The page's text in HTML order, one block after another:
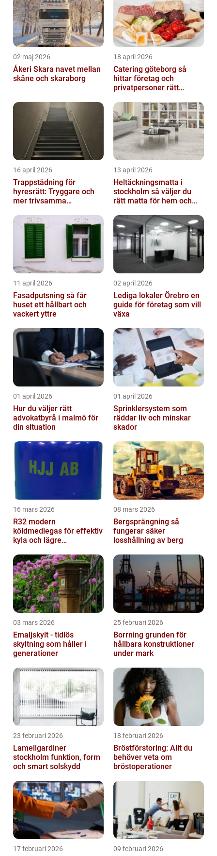
02 maj 2026
Åkeri Skara navet mellan
skåne och skaraborg
18 april 2026
Catering göteborg så
hittar företag och
privatpersoner rätt
16 april 2026
Trappstädning för
hyresrätt: Tryggare och
mer trivsamma
13 april 2026
Heltäckningsmatta i
stockholm så väljer du
rätt matta för hem och
11 april 2026
Fasadputsning så får
huset ett hållbart och
vackert yttre
02 april 2026
Lediga lokaler Örebro en
guide för företag som vill
växa
01 april 2026
Hur du väljer rätt
advokatbyrå i malmö för
din situation
01 april 2026
Sprinklersystem som
räddar liv och minskar
skador
16 mars 2026
R32 modern
köldmediegas för effektiv
kyla och lägre
08 mars 2026
Bergsprängning så
fungerar säker
losshållning av berg
03 mars 2026
Emaljskylt - tidlös
skyltning som håller i
generationer
25 februari 2026
Borrning grunden för
hållbara konstruktioner
under mark
23 februari 2026
Lamellgardiner
stockholm funktion, form
och smart solskydd
18 februari 2026
Bröstförstoring: Allt du
behöver veta om
bröstoperationer
17 februari 2026 09 februari 2026